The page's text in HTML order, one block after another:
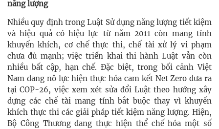
năng lượng
Nhiều quy định trong Luật Sử dụng năng lượng tiết kiệm
và hiệu quả có hiệu lực từ năm 2011 còn mang tính
khuyến khích, cơ chế thực thi, chế tài xử lý vi phạm
chưa đủ mạnh; việc triển khai thi hành Luật vẫn còn
nhiều bất cập, hạn chế. Đặc biệt, trong bối cảnh Việt
Nam đang nỗ lực hiện thực hóa cam kết Net Zero đưa ra
tại COP-26, việc xem xét sửa đổi Luật theo hướng xây
dựng các chế tài mang tính bắt buộc thay vì khuyến
khích thực thi các giải pháp tiết kiệm năng lượng. Hiện,
Bộ Công Thương đang thực hiện thể chế hóa một số